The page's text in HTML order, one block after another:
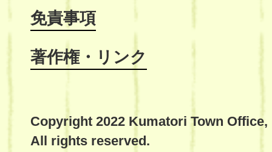
免責事項
著作権・リンク
Copyright 2022 Kumatori Town Office,
All rights reserved.